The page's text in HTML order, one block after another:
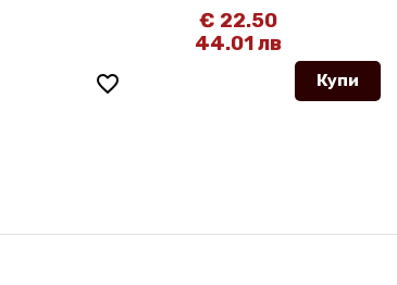
favorite_border
€ 22.50
44.01 лв
Купи